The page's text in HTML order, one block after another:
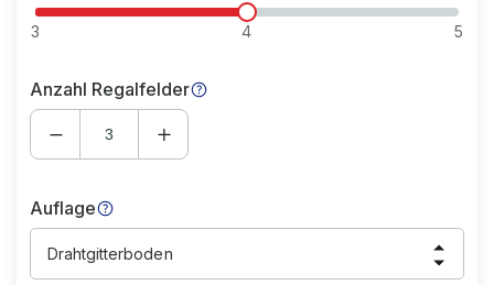
3 4 5
Anzahl Regalfelder
Auflage
Drahtgitterboden